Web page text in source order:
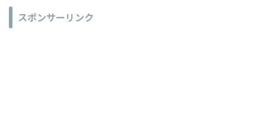
スポンサーリンク